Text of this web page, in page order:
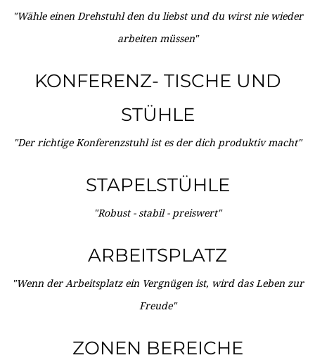
"Wähle einen Drehstuhl den du liebst und du wirst nie wieder
arbeiten müssen"
KONFERENZ- TISCHE UND
STÜHLE
"Der richtige Konferenzstuhl ist es der dich produktiv macht"
STAPELSTÜHLE
"Robust - stabil - preiswert"
ARBEITSPLATZ
"Wenn der Arbeitsplatz ein Vergnügen ist, wird das Leben zur
Freude"
ZONEN BEREICHE